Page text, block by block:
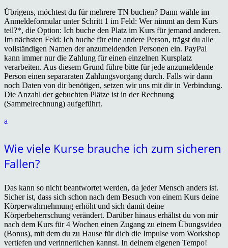
Übrigens, möchtest du für mehrere TN buchen? Dann wähle im
Anmeldeformular unter Schritt 1 im Feld: Wer nimmt an dem Kurs
teil?*, die Option: Ich buche den Platz im Kurs für jemand anderen.
Im nächsten Feld: Ich buche für eine andere Person, trägst du alle
vollständigen Namen der anzumeldenden Personen ein. PayPal
kann immer nur die Zahlung für einen einzelnen Kursplatz
verarbeiten. Aus diesem Grund führe bitte für jede anzumeldende
Person einen separaraten Zahlungsvorgang durch. Falls wir dann
noch Daten von dir benötigen, setzen wir uns mit dir in Verbindung.
Die Anzahl der gebuchten Plätze ist in der Rechnung
(Sammelrechnung) aufgeführt.
a
Wie viele Kurse brauche ich zum sicheren
Fallen?
Das kann so nicht beantwortet werden, da jeder Mensch anders ist.
Sicher ist, dass sich schon nach dem Besuch von einem Kurs deine
Körperwahrnehmung erhöht und sich damit deine
Körperbeherrschung verändert. Darüber hinaus erhältst du von mir
nach dem Kurs für 4 Wochen einen Zugang zu einem Übungsvideo
(Bonus), mit dem du zu Hause für dich die Impulse vom Workshop
vertiefen und verinnerlichen kannst. In deinem eigenen Tempo!